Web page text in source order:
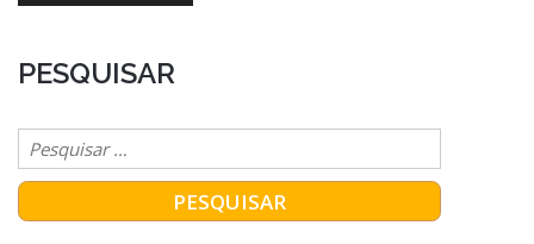
PESQUISAR